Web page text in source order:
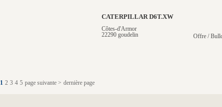
CATERPILLAR D6T.XW
Côtes-d'Armor
22290 goudelin
Offre /
1 2 3 4 5 page suivante > dernière page